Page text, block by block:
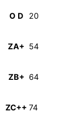
O D 20
ZA+ 54
ZB+ 64
ZC++ 74